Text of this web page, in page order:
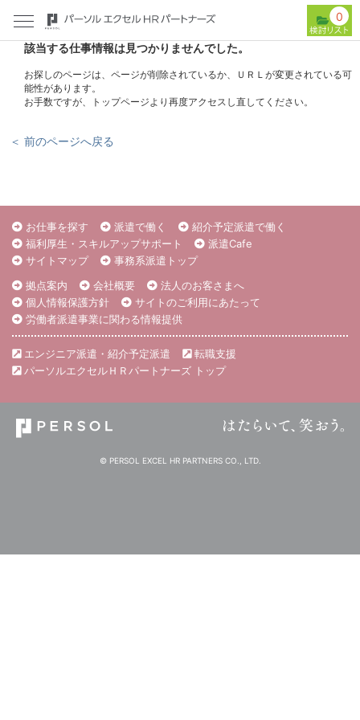
0
該当する仕事情報は見つかりませんでした。
お探しのページは、ページが削除されているか、ＵＲＬが変更されている可
能性があります。
お手数ですが、トップページより再度アクセスし直してください。
＜ 前のページへ戻る
お仕事を探す 派遣で働く
紹介予定派遣で働く
福利厚生・スキルアップサポート
派遣Cafe
サイトマップ
事務系派遣トップ
拠点案内
会社概要
法人のお客さまへ
個人情報保護方針
サイトのご利用にあたって
労働者派遣事業に関わる情報提供
エンジニア派遣・紹介予定派遣
転職支援
パーソルエクセルＨＲパートナーズ トップ
© PERSOL EXCEL HR PARTNERS CO., LTD.